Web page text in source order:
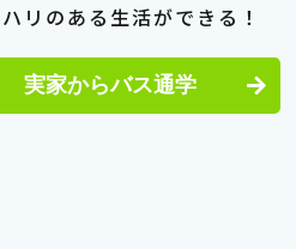
リのある生活ができる！
実家からバス通学